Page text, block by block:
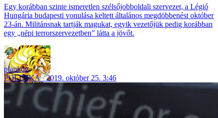
Egy korábban szinte ismeretlen szélsőjobboldali szervezet, a Légió
Hungária budapesti vonulása keltett általános megdöbbenést október
23-án. Militánsnak tartják magukat, egyik vezetőjük pedig korábban
egy „népi terrorszervezetben” látta a jövőt.
plankog
POLITIKA
2019. október 25. 3:46